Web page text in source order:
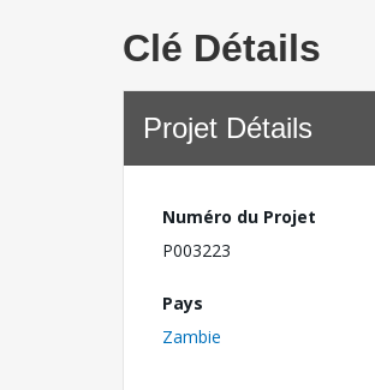
Clé Détails
Projet Détails
Numéro du Projet
P003223
Pays
Zambie